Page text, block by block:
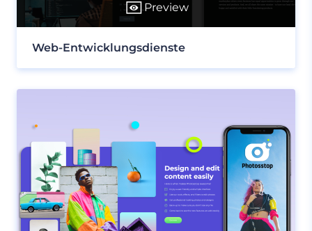
Preview
Web-Entwicklungsdienste